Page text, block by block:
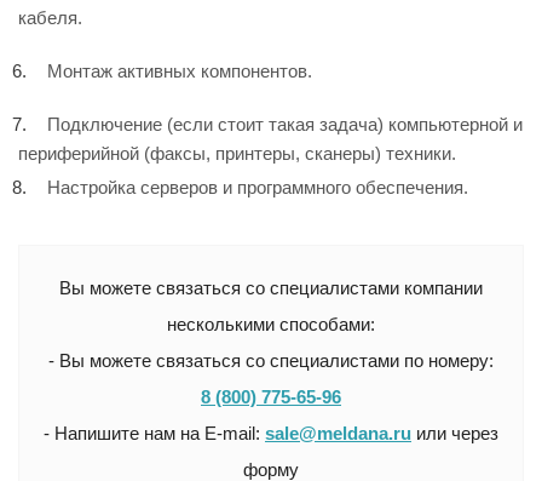
кабеля.
Монтаж активных компонентов.
Подключение (если стоит такая задача) компьютерной и
периферийной (факсы, принтеры, сканеры) техники.
Настройка серверов и программного обеспечения.
Вы можете связаться со специалистами компании
несколькими способами:
- Вы можете связаться со специалистами по номеру:
8 (800) 775-65-96
- Напишите нам на E-mail: sale@meldana.ru или через
форму